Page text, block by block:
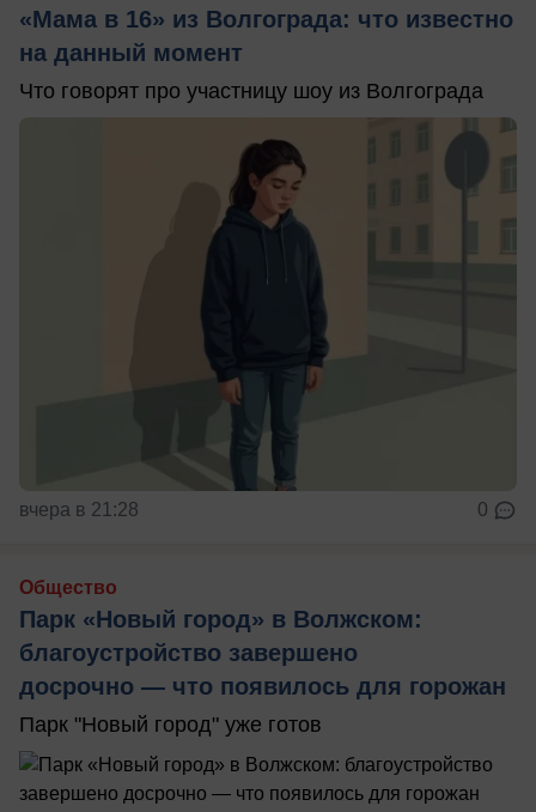
«Мама в 16» из Волгограда: что известно
на данный момент
Что говорят про участницу шоу из Волгограда
вчера в 21:28 0
Общество
Парк «Новый город» в Волжском:
благоустройство завершено
досрочно — что появилось для горожан
Парк "Новый город" уже готов